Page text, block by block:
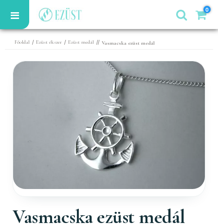
0
Főoldal / Ezüst ékszer / Ezüst medál // Vasmacska ezüst medál
Vasmacska ezüst medál